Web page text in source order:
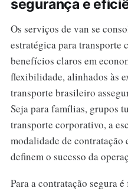
segurança e
Os serviços de van se
estratégica para transporte
benefícios claros em
flexibilidade, alinhados às
transporte brasileiro
Seja para famílias, grupos
transporte corporativo, a
modalidade de contratação
definem o sucesso da
Para a contratação segura